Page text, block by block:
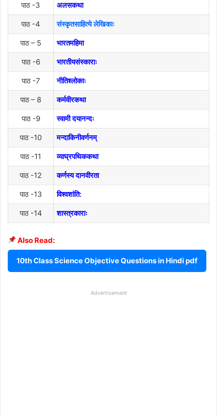
पाठ -3 अलसकथा
पाठ -4 संस्कृतसाहित्ये लेखिकाः
पाठ – 5 भारतमहिमा
पाठ -6 भारतीयसंस्काराः
पाठ -7 नीतिश्लोकाः
पाठ – 8 कर्मवीरकथा
पाठ -9 स्वामी दयानन्दः
पाठ -10 मन्दाकिनीवर्णनम्
पाठ -11 व्याघ्रपथिककथा
पाठ -12 कर्णस्य दानवीरता
पाठ -13 विश्वशांति:
पाठ -14 शास्त्रकाराः
Also Read:
10th Class Science Objective Questions in Hindi pdf
Advertisement